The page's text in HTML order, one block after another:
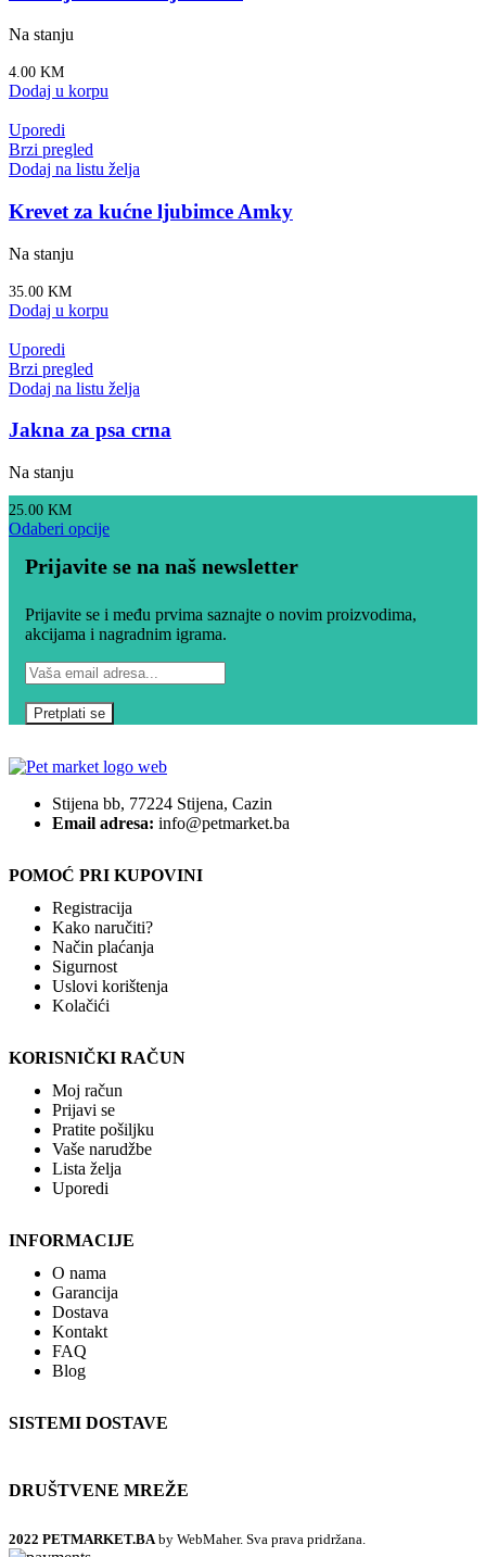
Na stanju
4.00 KM
Dodaj u korpu
Uporedi
Brzi pregled
Dodaj na listu želja
Krevet za kućne ljubimce Amky
Na stanju
35.00 KM
Dodaj u korpu
Uporedi
Brzi pregled
Dodaj na listu želja
Jakna za psa crna
Na stanju
25.00 KM
Odaberi opcije
Prijavite se na naš newsletter
Prijavite se i među prvima saznajte o novim proizvodima,
akcijama i nagradnim igrama.
Stijena bb, 77224 Stijena, Cazin
Email adresa: info@petmarket.ba
POMOĆ PRI KUPOVINI
Registracija
Kako naručiti?
Način plaćanja
Sigurnost
Uslovi korištenja
Kolačići
KORISNIČKI RAČUN
Moj račun
Prijavi se
Pratite pošiljku
Vaše narudžbe
Lista želja
Uporedi
INFORMACIJE
O nama
Garancija
Dostava
Kontakt
FAQ
Blog
SISTEMI DOSTAVE
DRUŠTVENE MREŽE
2022 PETMARKET.BAby WebMaher. Sva prava pridržana.